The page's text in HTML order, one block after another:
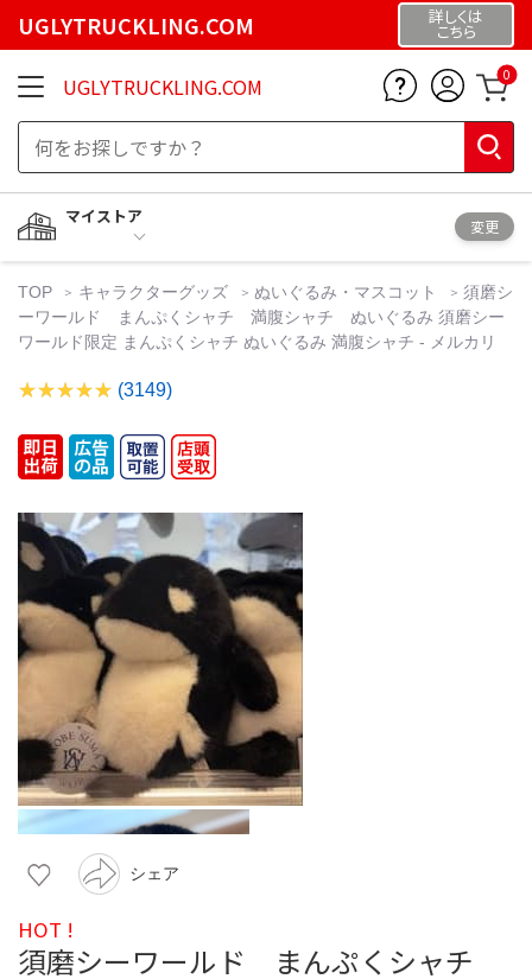
UGLYTRUCKLING.COM 詳しくは
こちら
UGLYTRUCKLING.COM 0
マイストア
変更
TOP キャラクターグッズ ぬいぐるみ・マスコット
須磨シ
ーワールド まんぷくシャチ 満腹シャチ ぬいぐるみ 須磨シー
ワールド限定 まんぷくシャチ ぬいぐるみ 満腹シャチ - メルカリ
(3149)
シェア
HOT !
須磨シーワールド まんぷくシャチ